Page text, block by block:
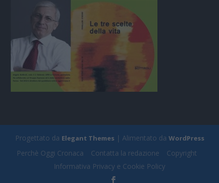
Progettato da Elegant Themes| Alimentato da WordPress
Perchè Oggi Cronaca Contatta la redazione
Copyright
Informativa Privacy e Cookie Policy